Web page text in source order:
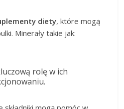
diety, które mogą
Minerały takie jak:
rolę w ich